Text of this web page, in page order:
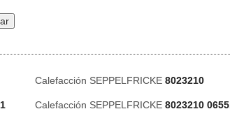
Calefacción SEPPELFRICKE 8023210
Calefacción SEPPELFRICKE 8023210